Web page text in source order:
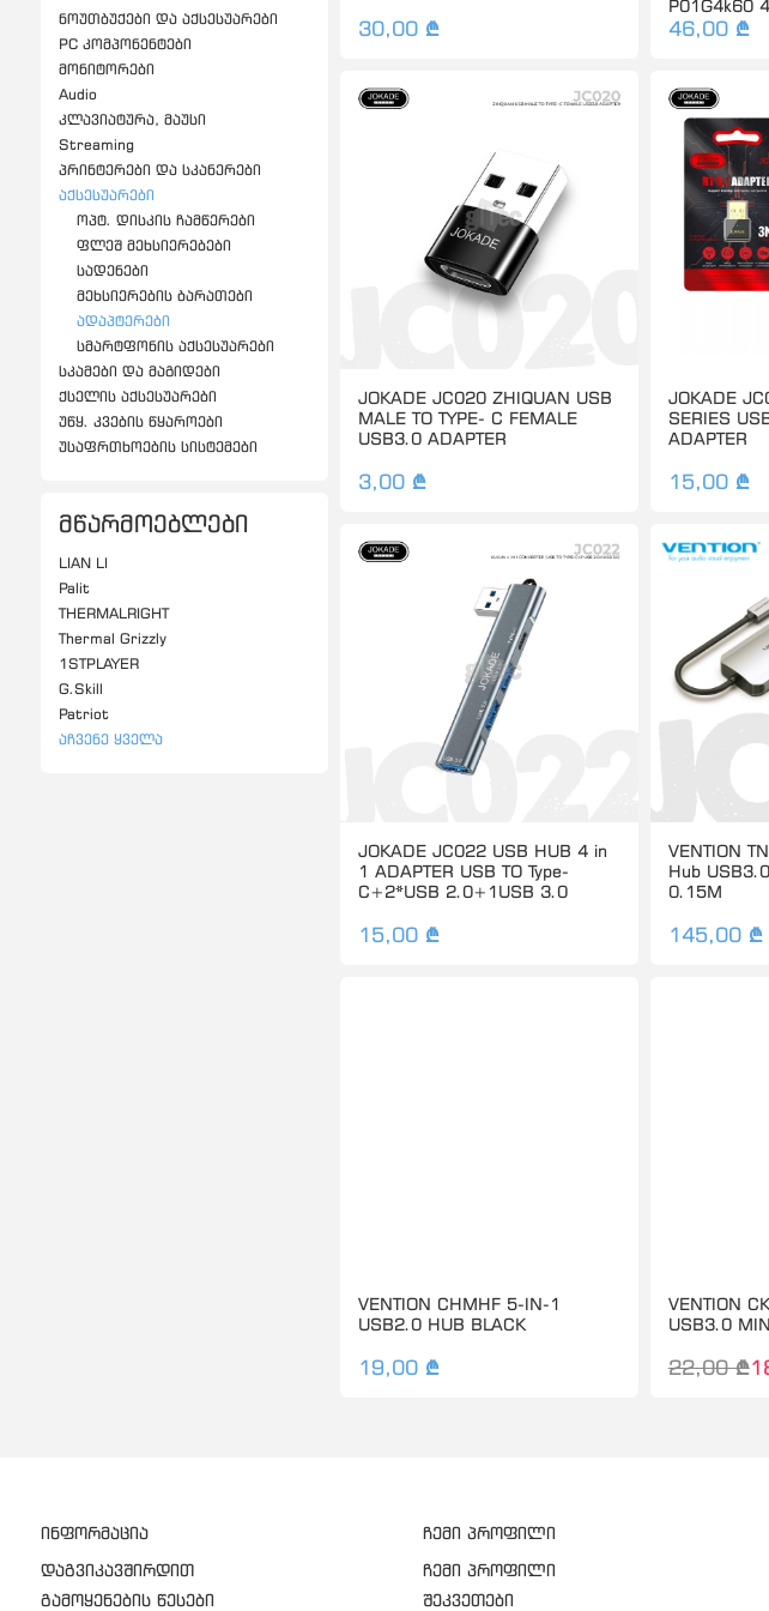
ნოუთბუქები და აქსესუარები
PC კომპონენტები
მონიტორები
Audio
კლავიატურა, მაუსი
Streaming
პრინტერები და სკანერები
აქსესუარები
ოპტ. დისკის ჩამწერები
ფლეშ მეხსიერებები
სადენები
მეხსიერების ბარათები
ადაპტერები
სმარტფონის აქსესუარები
სკამები და მაგიდები
ქსელის აქსესუარები
უწყ. კვების წყაროები
უსაფრთხოების სისტემები
მწარმოებლები
LIAN LI
Palit
THERMALRIGHT
Thermal Grizzly
1STPLAYER
G.Skill
Patriot
Აჩვენე Ყველა
30,00 ₾
P01G4k60
46,00 ₾
JOKADE JC020 ZHIQUAN USB
MALE TO TYPE- C FEMALE
USB3.0 ADAPTER
3,00 ₾
JOKADE
SERIES
ADAPTER
15,00 ₾
JOKADE JC022 USB HUB 4 in
1 ADAPTER USB TO Type-
C+2*USB 2.0+1USB 3.0
15,00 ₾
VENTION
Hub
0.15M
145,00 ₾
VENTION CHMHF 5-IN-1
USB2.0 HUB BLACK
19,00 ₾
VENTION
USB3.0
22,00 ₾
ინფორმაცია
დაგვიკავშირდით
გამოყენების წესები
ჩემი პროფილი
ჩემი პროფილი
შეკვეთები